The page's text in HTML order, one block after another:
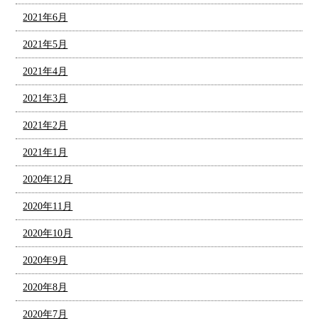
2021年6月
2021年5月
2021年4月
2021年3月
2021年2月
2021年1月
2020年12月
2020年11月
2020年10月
2020年9月
2020年8月
2020年7月